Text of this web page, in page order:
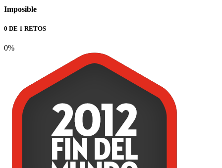
Imposible
0 DE 1 RETOS
0%